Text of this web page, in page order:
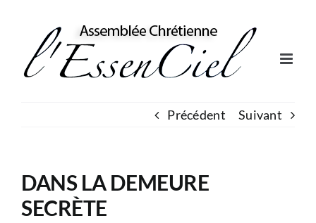
content
Précédent Suivant
DANS LA DEMEURE
SECRÈTE